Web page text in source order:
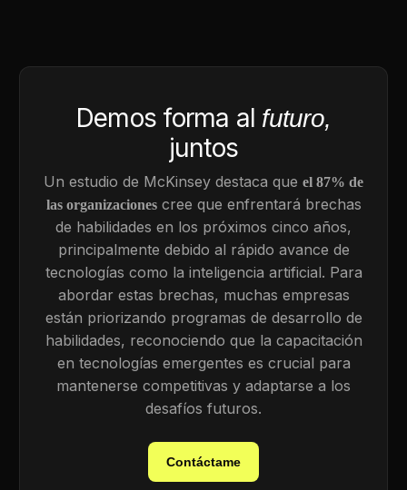
Demos forma al futuro,
juntos
Un estudio de McKinsey destaca que el 87% de
las organizacionescree que enfrentará brechas
de habilidades en los próximos cinco años,
principalmente debido al rápido avance de
tecnologías como la inteligencia artificial. Para
abordar estas brechas, muchas empresas
están priorizando programas de desarrollo de
habilidades, reconociendo que la capacitación
en tecnologías emergentes es crucial para
mantenerse competitivas y adaptarse a los
desafíos futuros.
Contáctame